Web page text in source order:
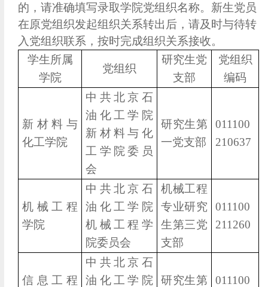
的，请准确填写录取学院党组织名称。新生党员
在原党组织发起组织关系转出后，请及时与待转
入党组织联系，按时完成组织关系接收。
学生所属
学院
党组织
研究生党
支部
党组织
编码
新材料与
化工学院
中共北京石
油化工学院
新材料与化
工学院委员
会
研究生第
一党支部
011100
210637
机械工程
学院
中共北京石
油化工学院
机械工程学
院委员会
机械工程
专业研究
生第三党
支部
011100
211260
信息工程
中共北京石
油化工学院
研究生第
011100